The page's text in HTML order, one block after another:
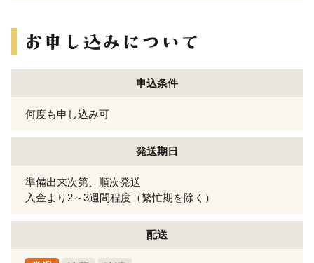
申込条件
何度も申し込み可
発送期日
準備出来次第、順次発送
入金より2～3週間程度（繁忙期を除く）
配送